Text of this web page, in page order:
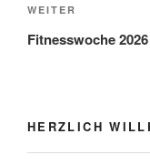
Nächster
Beitrag
WEITER
Fitnesswoche 2026
HERZLICH